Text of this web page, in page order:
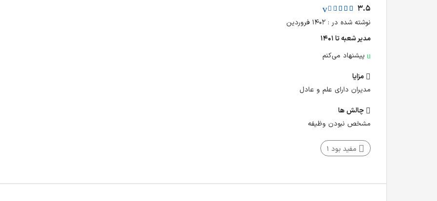
3.5
نوشته شده در : ۱۴۰۲ فروردین
مدیر شعبه تا ۱۴۰۱
پیشنهاد می‌کنم
مزایا
مدیران دارای علم و عادل
چالش‌ ها
مشخص نبودن وظیفه
مفید بود 1